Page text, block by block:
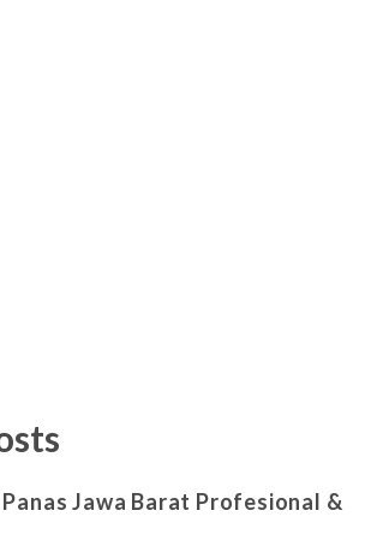
Jawa Barat Profesional &